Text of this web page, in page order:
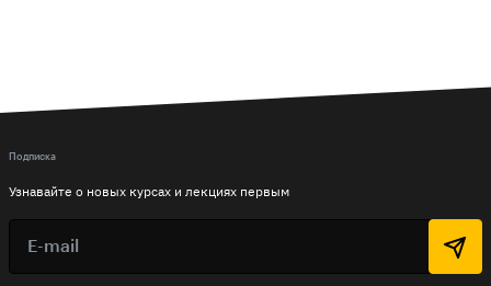
Подписка
Узнавайте о новых курсах и лекциях первым